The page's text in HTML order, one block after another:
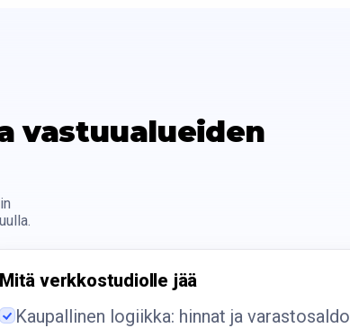
vastuualueiden
Mitä verkkostudiolle jää
Kaupallinen logiikka: hinnat ja varastosaldo